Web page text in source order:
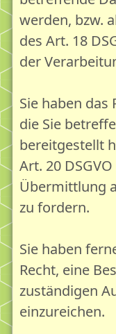
werden, bzw.
des Art. 18
der
Sie haben das
die Sie
bereitgestellt
Art. 20
Übermittlung
zu fordern.
Sie haben
Recht, eine
zuständigen
einzureichen.